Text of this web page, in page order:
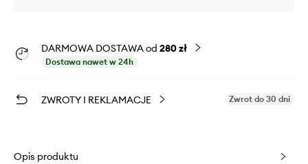
DARMOWA DOSTAWA od 280 zł
Dostawa nawet w 24h
ZWROTY I REKLAMACJE Zwrot do 30 dni
Opis produktu